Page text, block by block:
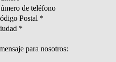
de teléfono
Postal *
*
para nosotros: